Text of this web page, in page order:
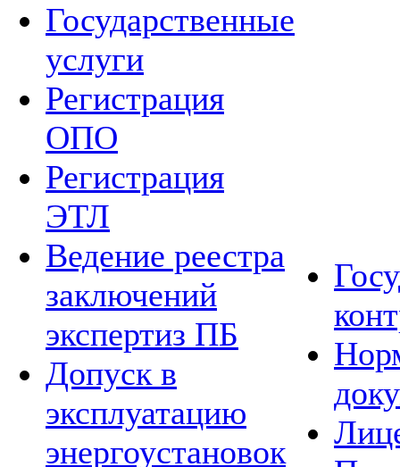
Государственные
услуги
Регистрация
ОПО
Регистрация
ЭТЛ
Ведение реестра
заключений
экспертиз ПБ
Допуск в
эксплуатацию
энергоустановок